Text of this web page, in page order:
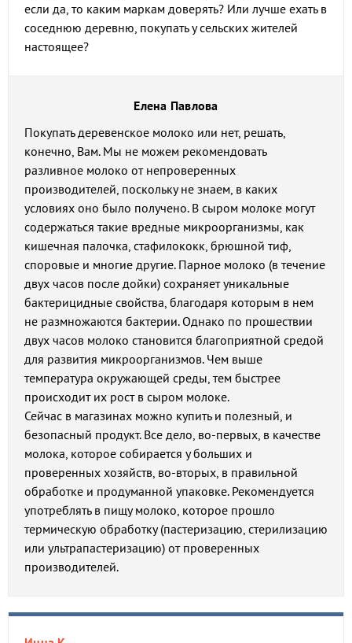
если да, то каким маркам доверять? Или лучше ехать в
соседнюю деревню, покупать у сельских жителей
настоящее?
Елена Павлова
Покупать деревенское молоко или нет, решать,
конечно, Вам. Мы не можем рекомендовать
разливное молоко от непроверенных
производителей, поскольку не знаем, в каких
условиях оно было получено. В сыром молоке могут
содержаться такие вредные микроорганизмы, как
кишечная палочка, стафилококк, брюшной тиф,
споровые и многие другие. Парное молоко (в течение
двух часов после дойки) сохраняет уникальные
бактерицидные свойства, благодаря которым в нем
не размножаются бактерии. Однако по прошествии
двух часов молоко становится благоприятной средой
для развития микроорганизмов. Чем выше
температура окружающей среды, тем быстрее
происходит их рост в сыром молоке.
Сейчас в магазинах можно купить и полезный, и
безопасный продукт. Все дело, во-первых, в качестве
молока, которое собирается у больших и
проверенных хозяйств, во-вторых, в правильной
обработке и продуманной упаковке. Рекомендуется
употреблять в пищу молоко, которое прошло
термическую обработку (пастеризацию, стерилизацию
или ультрапастеризацию) от проверенных
производителей.